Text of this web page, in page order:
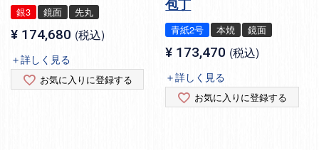
銀3 鏡面 先丸
¥ 174,680 税込
＋詳しく見る
お気に入りに登録する
包丁
青紙2号 本焼 鏡面
¥ 173,470 税込
＋詳しく見る
お気に入りに登録する